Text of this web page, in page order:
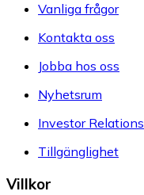
Vanliga frågor
Kontakta oss
Jobba hos oss
Nyhetsrum
Investor Relations
Tillgänglighet
Villkor